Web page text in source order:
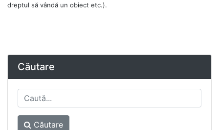
dreptul să vândă un obiect etc.).
Căutare
Căutare